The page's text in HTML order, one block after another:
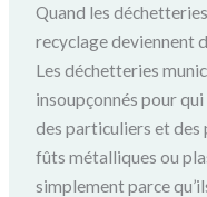
Quand les
recyclage deviennent
Les déchetteries
insoupçonnés pour
des particuliers et des
fûts métalliques ou
simplement parce